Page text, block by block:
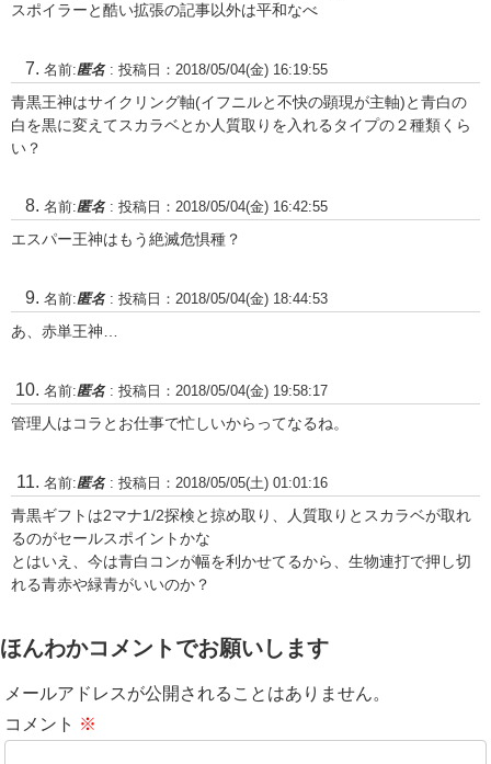
スポイラーと酷い拡張の記事以外は平和なべ
名前:匿名 : 投稿日：2018/05/04(金) 16:19:55
青黒王神はサイクリング軸(イフニルと不快の顕現が主軸)と青白の
白を黒に変えてスカラベとか人質取りを入れるタイプの２種類くら
い？
名前:匿名 : 投稿日：2018/05/04(金) 16:42:55
エスパー王神はもう絶滅危惧種？
名前:匿名 : 投稿日：2018/05/04(金) 18:44:53
あ、赤単王神…
名前:匿名 : 投稿日：2018/05/04(金) 19:58:17
管理人はコラとお仕事で忙しいからってなるね。
名前:匿名 : 投稿日：2018/05/05(土) 01:01:16
青黒ギフトは2マナ1/2探検と掠め取り、人質取りとスカラベが取れ
るのがセールスポイントかな
とはいえ、今は青白コンが幅を利かせてるから、生物連打で押し切
れる青赤や緑青がいいのか？
ほんわかコメントでお願いします
メールアドレスが公開されることはありません。
コメント ※